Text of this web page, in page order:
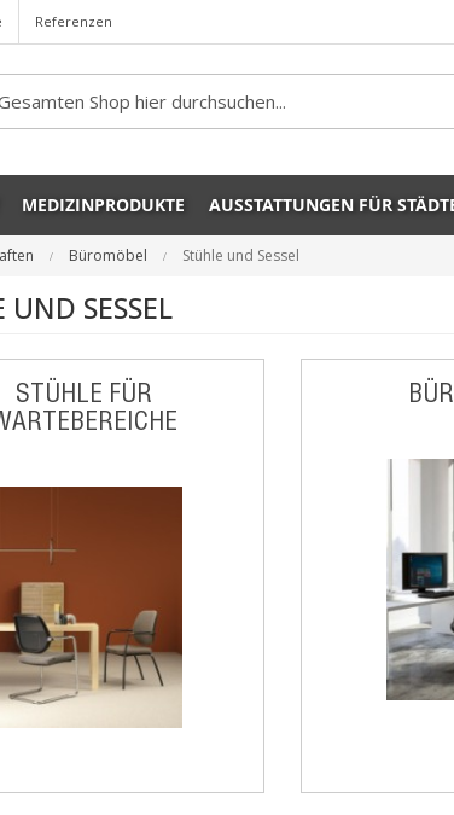
Referenzen
Search
MEDIZINPRODUKTE AUSSTATTUNGEN FÜR
Büromöbel Stühle und Sessel
UND SESSEL
STÜHLE FÜR